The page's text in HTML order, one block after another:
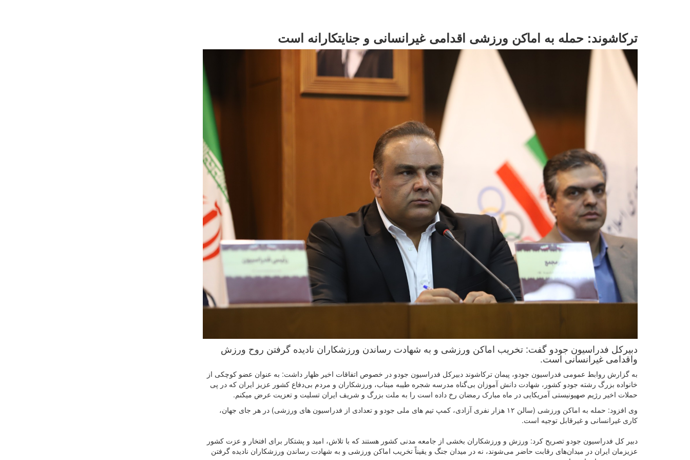
ترکاشوند: حمله به اماکن ورزشی اقدامی غیرانسانی و جنایتکارانه است
دبیرکل فدراسیون جودو گفت: تخریب اماکن ورزشی و به شهادت رساندن ورزشکاران نادیده گرفتن روح ورزش
و‌اقدامی غیرانسانی است.
به گزارش روابط عمومی فدراسیون جودو، پیمان ترکاشوند دبیرکل فدراسیون جودو در خصوص اتفاقات اخیر ظهار داشت: به عنوان عضو کوچکی از
خانواده بزرگ رشته جودو کشور، شهادت دانش آموزان بی‌گناه مدرسه شجره طیبه میناب، ورزشکاران و مردم بی‌دفاع کشور عزیز ایران که در پی
حملات اخیر رژیم صهیونیستی آمریکایی در ماه مبارک رمضان رخ داده است را به ملت بزرگ و‌ شریف ایران تسلیت و تعزیت عرض میکنم.
وی افزود: حمله به اماکن ورزشی (سالن ۱۲ هزار نفری آزادی، کمپ تيم های ملی جودو و تعدادی از فدراسیون های ورزشی) در هر جای جهان،
کاری غیرانسانی و غیرقابل توجیه است.
دبیر کل فدراسیون جودو تصریح کرد: ورزش و ورزشکاران بخشی از جامعه مدنی کشور هستند که با تلاش، امید و پشتکار برای افتخار و عزت کشور
عزیزمان ایران در میدان‌های رقابت حاضر می‌شوند، نه در میدان جنگ و یقیناً تخریب اماکن ورزشی و به شهادت رساندن ورزشکاران نادیده گرفتن